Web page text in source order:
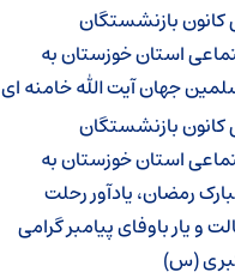
بازنشستگان
استان خوزستان به
جهان آیت الله خامنه ای
بازنشستگان
استان خوزستان به
رمضان، یادآور رحلت
و یار باوفای پیامبر گرامی
(س)